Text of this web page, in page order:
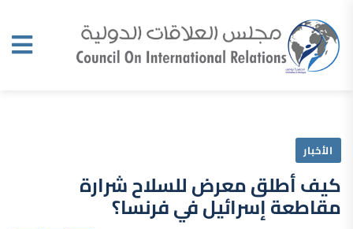
الأخبار
كيف أطلق معرض للسلاح شرارة
مقاطعة إسرائيل في فرنسا؟